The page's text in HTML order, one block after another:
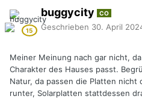
buggycity CO
Geschrieben 30. April
Meiner Meinung nach gar nicht,
Charakter des Hauses passt.
Natur, da passen die Platten nicht
runter, Solarplatten stattdessen